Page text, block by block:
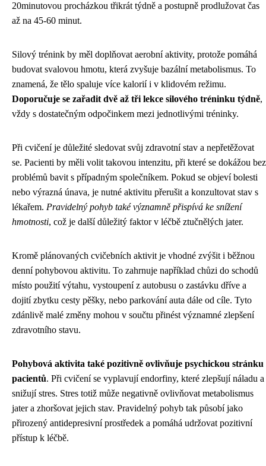
20minutovou procházkou třikrát týdně a postupně prodlužovat čas
až na 45-60 minut.
Silový trénink by měl doplňovat aerobní aktivity, protože pomáhá
budovat svalovou hmotu, která zvyšuje bazální metabolismus. To
znamená, že tělo spaluje více kalorií i v klidovém režimu.
Doporučuje se zařadit dvě až tři lekce silového tréninku týdně,
vždy s dostatečným odpočinkem mezi jednotlivými tréninky.
Při cvičení je důležité sledovat svůj zdravotní stav a nepřetěžovat
se. Pacienti by měli volit takovou intenzitu, při které se dokážou bez
problémů bavit s případným společníkem. Pokud se objeví bolesti
nebo výrazná únava, je nutné aktivitu přerušit a konzultovat stav s
lékařem. Pravidelný pohyb také významně přispívá ke snížení
hmotnosti, což je další důležitý faktor v léčbě ztučnělých jater.
Kromě plánovaných cvičebních aktivit je vhodné zvýšit i běžnou
denní pohybovou aktivitu. To zahrnuje například chůzi do schodů
místo použití výtahu, vystoupení z autobusu o zastávku dříve a
dojití zbytku cesty pěšky, nebo parkování auta dále od cíle. Tyto
zdánlivě malé změny mohou v součtu přinést významné zlepšení
zdravotního stavu.
Pohybová aktivita také pozitivně ovlivňuje psychickou stránku
pacientů. Při cvičení se vyplavují endorfiny, které zlepšují náladu a
snižují stres. Stres totiž může negativně ovlivňovat metabolismus
jater a zhoršovat jejich stav. Pravidelný pohyb tak působí jako
přirozený antidepresivní prostředek a pomáhá udržovat pozitivní
přístup k léčbě.